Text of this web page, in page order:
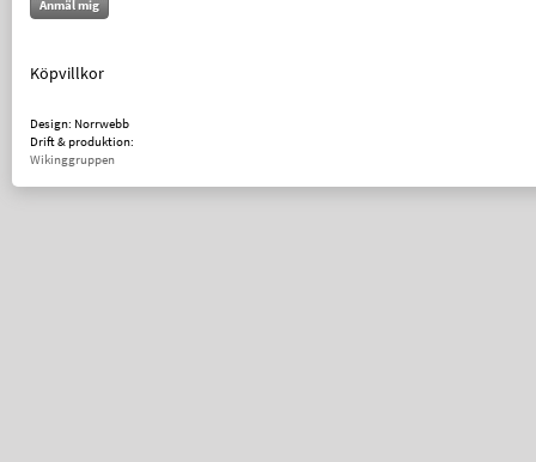
Anmäl mig
Köpvillkor
Design: Norrwebb
Drift & produktion:
Wikinggruppen